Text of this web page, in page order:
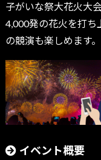
子がいな祭大花火大
4,000発の花火を打ち
の競演も楽しめます。
イベント概要